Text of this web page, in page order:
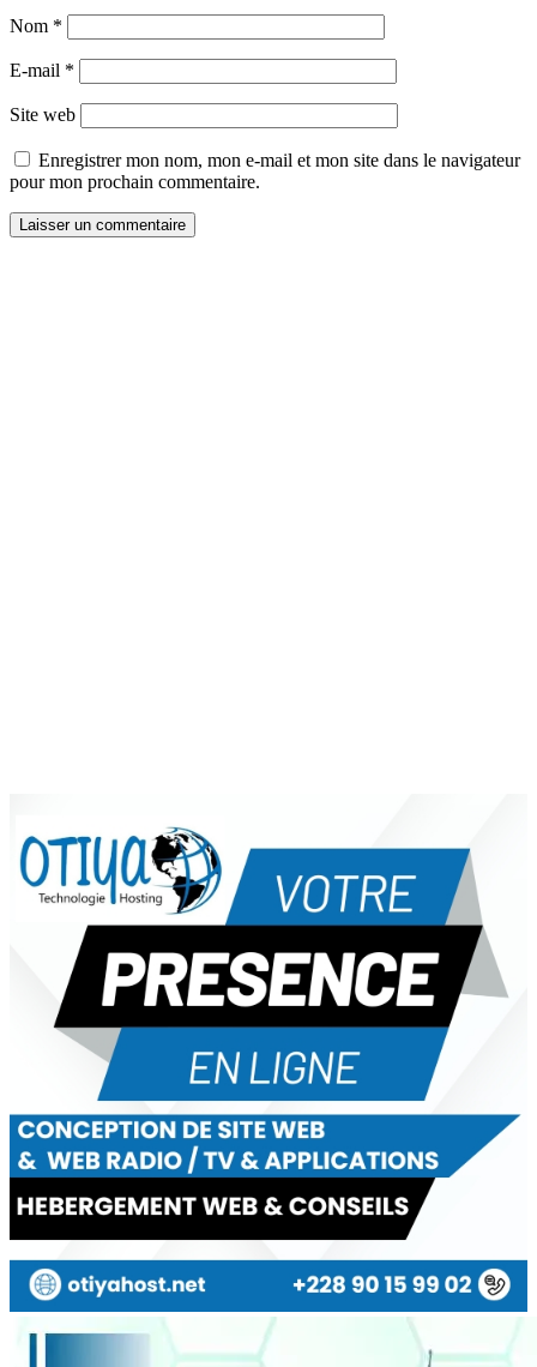
Nom *
E-mail *
Site web
Enregistrer mon nom, mon e-mail et mon site dans le navigateur
pour mon prochain commentaire.